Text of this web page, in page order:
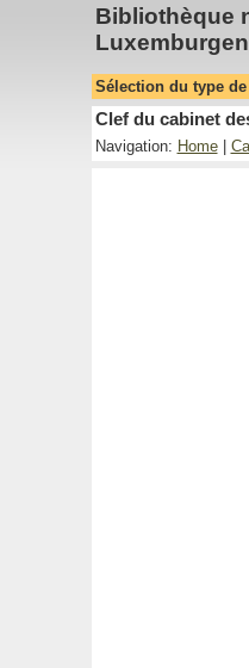
Bibliothèque
Sélection du type
Clef du cabinet
Navigation: Home|